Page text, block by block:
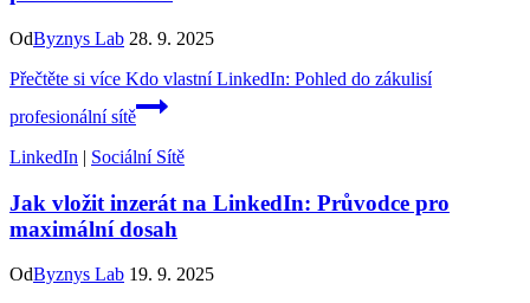
OdByznys Lab 28. 9. 2025
Přečtěte si více Kdo vlastní LinkedIn: Pohled do zákulisí
profesionální sítě
LinkedIn | Sociální Sítě
Jak vložit inzerát na LinkedIn: Průvodce pro
maximální dosah
OdByznys Lab 19. 9. 2025